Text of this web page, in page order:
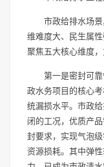
市政给排水场
维难度大、民生属
聚焦五大核心维度，
第一是密封可
政水务项目的核心
统漏损水平。市政
闭的工况，优质产
封要求，实现气泡
资源损耗。其中弹